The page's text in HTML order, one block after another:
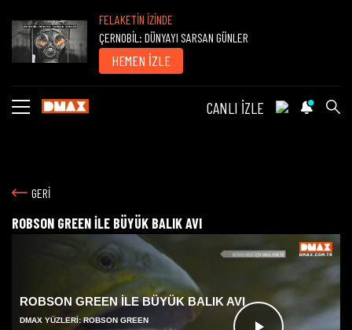
FELAKETİN İZİNDE
ÇERNOBİL: DÜNYAYI SARSAN GÜNLER
HEMEN İZLE
CANLI İZLE
GERİ
ROBSON GREEN İLE BÜYÜK BALIK AVI
ROBSON GREEN İLE BÜYÜK BALIK AVI
DMAX YÜZLERI: ROBSON GREEN